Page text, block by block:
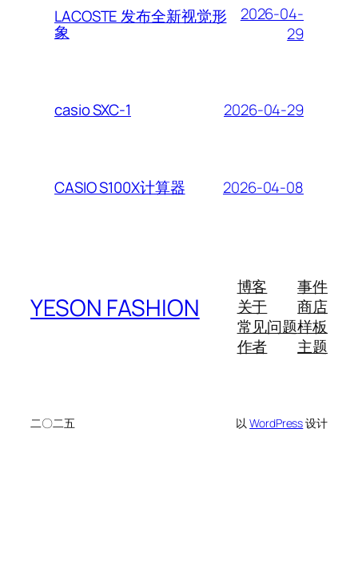
LACOSTE 发布全新视觉形
象
2026-04-
29
casio SXC-1 2026-04-29
CASIO S100X计算器 2026-04-08
YESON FASHION
博客
关于
常见问题
作者
事件
商店
样板
主题
二〇二五 以WordPress设计